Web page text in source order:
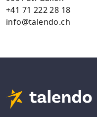
+41 71 222 28 18
info@talendo.ch